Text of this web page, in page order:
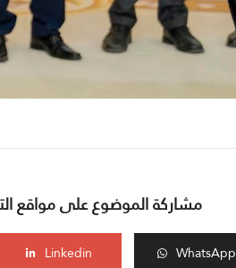
مشاركة الموضوع على مواقع
Linkedin WhatsApp